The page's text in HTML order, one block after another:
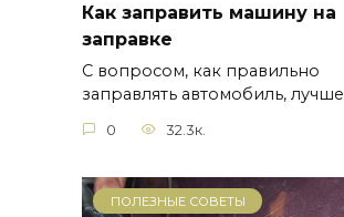
Как заправить машину на
заправке
С вопросом, как правильно
заправлять автомобиль, лучше
0 32.3к.
ПОЛЕЗНЫЕ СОВЕТЫ